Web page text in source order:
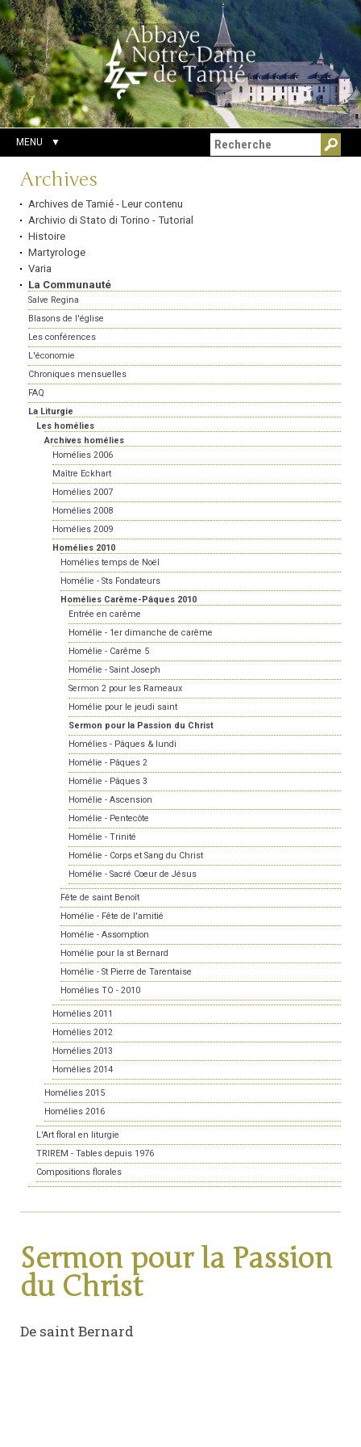
Aller
au
contenu.
|
Aller
à
la
navigation
Outils
personnels
Chercher par
Recherche
avancée…
MENU
Navigation
Archives
Archives de Tamié - Leur contenu
Archivio di Stato di Torino - Tutorial
Histoire
Martyrologe
Varia
La Communauté
Salve Regina
Blasons de l'église
Les conférences
L'économie
Chroniques mensuelles
FAQ
La Liturgie
Les homélies
Archives homélies
Homélies 2006
Maître Eckhart
Homélies 2007
Homélies 2008
Homélies 2009
Homélies 2010
Homélies temps de Noël
Homélie - Sts Fondateurs
Homélies Carême-Pâques 2010
Entrée en carême
Homélie - 1er dimanche de carême
Homélie - Carême 5
Homélie - Saint Joseph
Sermon 2 pour les Rameaux
Homélie pour le jeudi saint
Sermon pour la Passion du Christ
Homélies - Pâques & lundi
Homélie - Pâques 2
Homélie - Pâques 3
Homélie - Ascension
Homélie - Pentecôte
Homélie - Trinité
Homélie - Corps et Sang du Christ
Homélie - Sacré Coeur de Jésus
Fête de saint Benoît
Homélie - Fête de l'amitié
Homélie - Assomption
Homélie pour la st Bernard
Homélie - St Pierre de Tarentaise
Homélies TO - 2010
Homélies 2011
Homélies 2012
Homélies 2013
Homélies 2014
Homélies 2015
Homélies 2016
L'Art floral en liturgie
TRIREM - Tables depuis 1976
Compositions florales
Sermon pour la Passion
du Christ
De saint Bernard